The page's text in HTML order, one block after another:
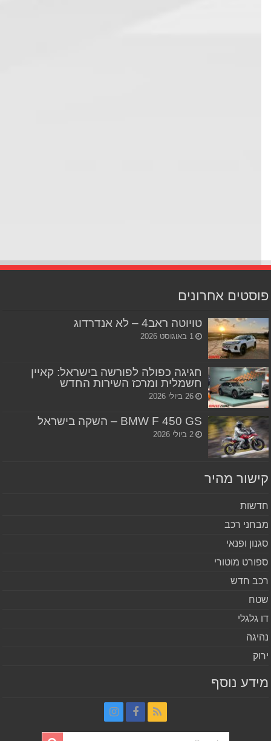
אחרונים
טויוטה ראב4 – לא אנדרדוג
1 באוגוסט 2026
חגיגה כפולה לפורשה בישראל: קאיין
חשמלית ומרכז השירות החדש
26 ביולי 2026
BMW F 450 GS – השקה בישראל
2 ביולי 2026
מהיר
רכב
ופנאי
מוטורי
חדש
גלגלי
נוסף